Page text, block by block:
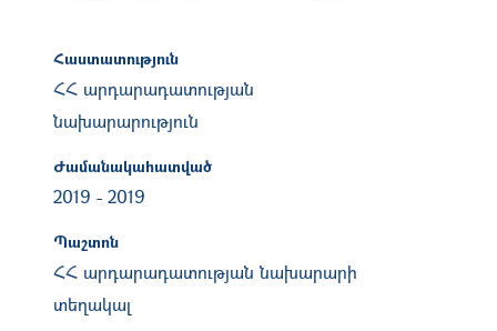
Հաստատություն
ՀՀ արդարադատության
նախարարություն
Ժամանակահատված
2019 - 2019
Պաշտոն
ՀՀ արդարադատության նախարարի
տեղակալ